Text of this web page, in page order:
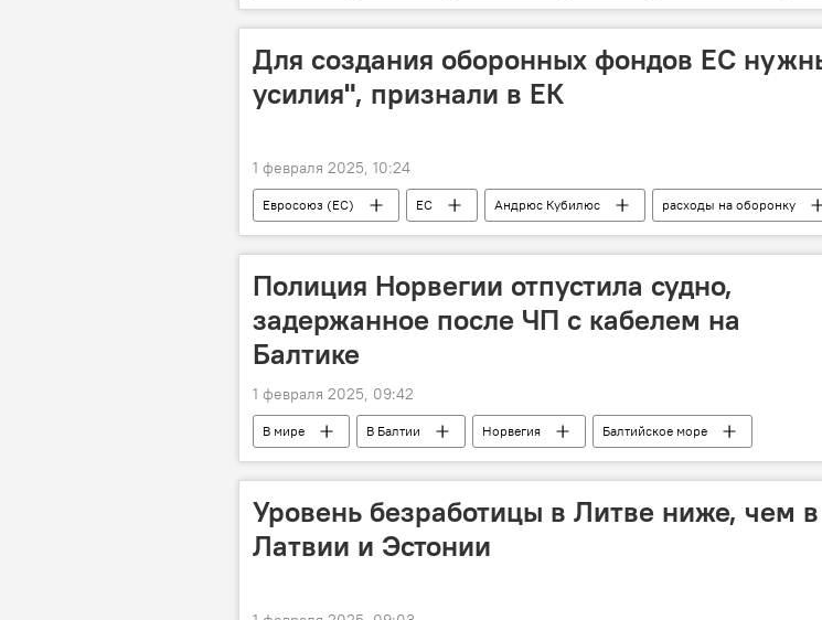
Политика
провокация
Для создания оборонных фондов ЕС
усилия", признали в ЕК
1 февраля 2025, 10:24
Евросоюз (ЕС) ЕС Андрюс Кубилюс
расходы на оборонку
военные расходы
Повышение военных расходов Литвы
финансы
Полиция Норвегии отпустила судно,
задержанное после ЧП с кабелем на
Балтике
1 февраля 2025, 09:42
В мире В Балтии Норвегия
Балтийское море
Повреждение кабелей в Балтийском море
судно Россия
Уровень безработицы в Литве ниже, чем в
Латвии и Эстонии